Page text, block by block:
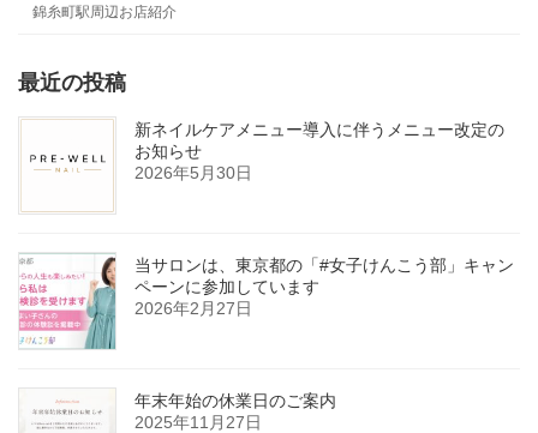
錦糸町駅周辺お店紹介
最近の投稿
新ネイルケアメニュー導入に伴うメニュー改定の
お知らせ
2026年5月30日
当サロンは、東京都の「#女子けんこう部」キャン
ペーンに参加しています
2026年2月27日
年末年始の休業日のご案内
2025年11月27日